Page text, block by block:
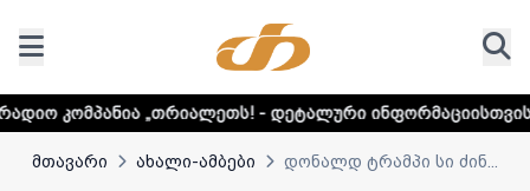
- დეტალური ინფორმაციისთვის დააკლიკეთ
მთავარი ახალი-ამბები დონალდ ტრამპი სი ძინ...